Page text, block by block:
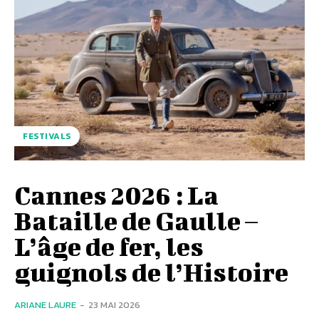
FESTIVALS
Cannes 2026 : La
Bataille de Gaulle –
L’âge de fer, les
guignols de l’Histoire
ARIANE LAURE - 23 MAI 2026